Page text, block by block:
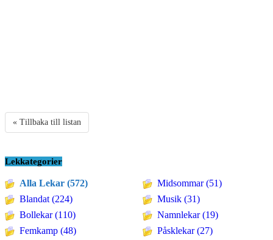
« Tillbaka till listan
Lekkategorier
Alla Lekar (572)
Blandat (224)
Bollekar (110)
Femkamp (48)
Midsommar (51)
Musik (31)
Namnlekar (19)
Påsklekar (27)